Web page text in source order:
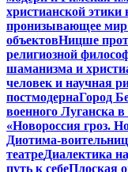
христианской
пронизывающее
объектовНицше
религиозной
шаманизма и
человек и научная
постмодернаГород
военного Луганска
«Новороссия гроз.
Диотима-
театреДиалектика
путь к себеПлоская